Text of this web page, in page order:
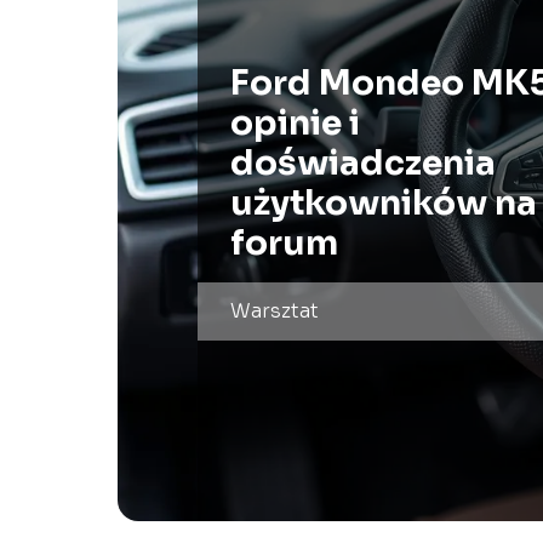
Ford Mondeo
opinie i
doświadczenia
użytkowników na
forum
Warsztat